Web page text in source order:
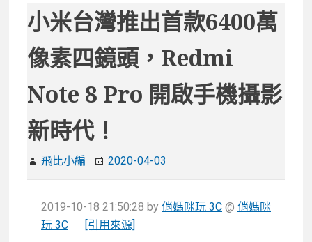
小米台灣推出首款6400萬
像素四鏡頭，Redmi
Note 8 Pro 開啟手機攝影
新時代！
飛比小編 2020-04-03
2019-10-18 21:50:28 by 俏媽咪玩 3C @ 俏媽咪
玩 3C
[引用來源]